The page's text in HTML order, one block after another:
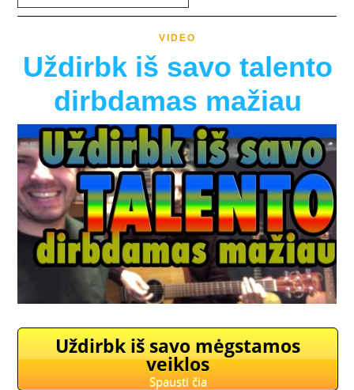
VIDEO
Uždirbk iš savo talento
dirbdamas mažiau
Uždirbk iš savo mėgstamos
veiklos
Spausti čia